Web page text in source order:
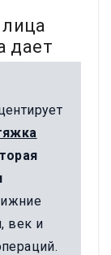
дает
век и